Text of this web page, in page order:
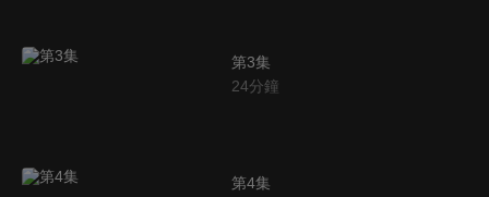
第3集
24分鐘
第4集